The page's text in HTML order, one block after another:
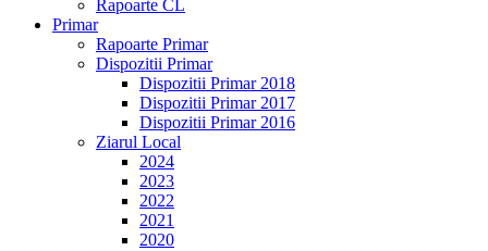
Rapoarte CL
Primar
Rapoarte Primar
Dispozitii Primar
Dispozitii Primar 2018
Dispozitii Primar 2017
Dispozitii Primar 2016
Ziarul Local
2024
2023
2022
2021
2020